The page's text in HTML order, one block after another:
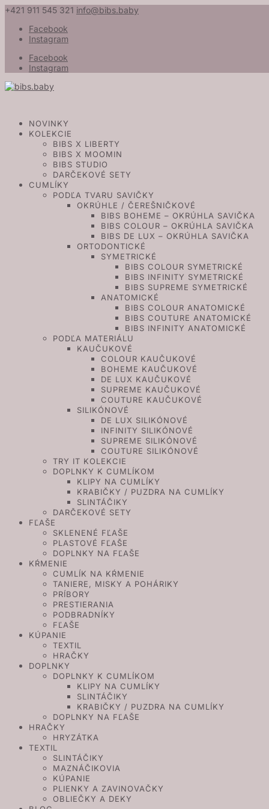
+421 911 545 321 info@bibs.baby
Facebook
Instagram
Facebook
Instagram
NOVINKY
KOLEKCIE
BIBS X LIBERTY
BIBS X MOOMIN
BIBS STUDIO
DARČEKOVÉ SETY
CUMLÍKY
PODĽA TVARU SAVIČKY
OKRÚHLE / ČEREŠNIČKOVÉ
BIBS BOHEME – OKRÚHLA SAVIČKA
BIBS COLOUR – OKRÚHLA SAVIČKA
BIBS DE LUX – OKRÚHLA SAVIČKA
ORTODONTICKÉ
SYMETRICKÉ
BIBS COLOUR SYMETRICKÉ
BIBS INFINITY SYMETRICKÉ
BIBS SUPREME SYMETRICKÉ
ANATOMICKÉ
BIBS COLOUR ANATOMICKÉ
BIBS COUTURE ANATOMICKÉ
BIBS INFINITY ANATOMICKÉ
PODĽA MATERIÁLU
KAUČUKOVÉ
COLOUR KAUČUKOVÉ
BOHEME KAUČUKOVÉ
DE LUX KAUČUKOVÉ
SUPREME KAUČUKOVÉ
COUTURE KAUČUKOVÉ
SILIKÓNOVÉ
DE LUX SILIKÓNOVÉ
INFINITY SILIKÓNOVÉ
SUPREME SILIKÓNOVÉ
COUTURE SILIKÓNOVÉ
TRY IT KOLEKCIE
DOPLNKY K CUMLÍKOM
KLIPY NA CUMLÍKY
KRABIČKY / PUZDRA NA CUMLÍKY
SLINTÁČIKY
DARČEKOVÉ SETY
FĽAŠE
SKLENENÉ FĽAŠE
PLASTOVÉ FĽAŠE
DOPLNKY NA FĽAŠE
KŔMENIE
CUMLÍK NA KŔMENIE
TANIERE, MISKY A POHÁRIKY
PRÍBORY
PRESTIERANIA
PODBRADNÍKY
FĽAŠE
KÚPANIE
TEXTIL
HRAČKY
DOPLNKY
DOPLNKY K CUMLÍKOM
KLIPY NA CUMLÍKY
SLINTÁČIKY
KRABIČKY / PUZDRA NA CUMLÍKY
DOPLNKY NA FĽAŠE
HRAČKY
HRYZÁTKA
TEXTIL
SLINTÁČIKY
MAZNÁČIKOVIA
KÚPANIE
PLIENKY A ZAVINOVAČKY
OBLIEČKY A DEKY